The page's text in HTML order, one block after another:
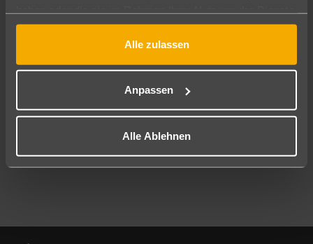
gesammelt haben.
Alle zulassen
Anpassen
Alle Ablehnen
09.08.26–07.08.27 7-21 Nächte
Mehr Filter anzeigen